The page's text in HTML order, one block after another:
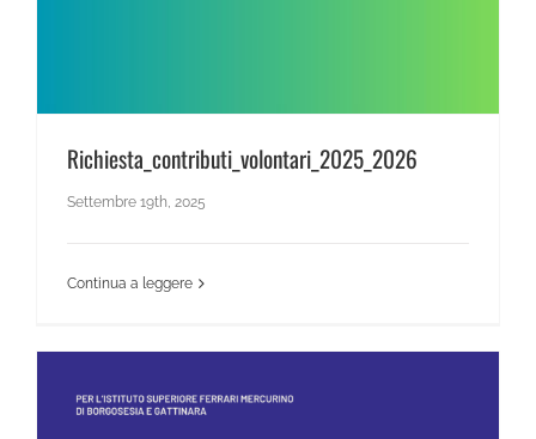
Richiesta_contributi_volontari_2025_2026
Settembre 19th, 2025
Continua a leggere